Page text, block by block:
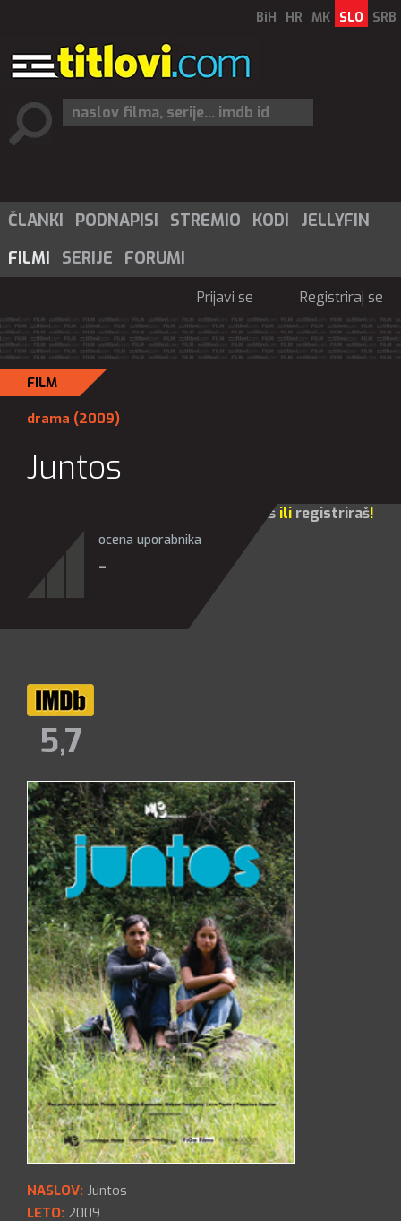
BiH HR MK SLO SRB
ČLANKI PODNAPISI STREMIO KODI
JELLYFIN
FILMI
SERIJE FORUMI
Prijavi se Registriraj se
FILM
drama (2009)
Juntos
prijaviš ili registriraš!
ocena uporabnika
-
5,7
NASLOV: Juntos
LETO: 2009